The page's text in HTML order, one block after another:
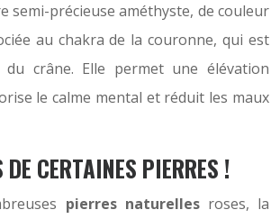
semi-précieuse améthyste, de couleur
au chakra de la couronne, qui est
du crâne. Elle permet une élévation
le calme mental et réduit les maux
DE CERTAINES PIERRES !
pierres naturellesroses, la